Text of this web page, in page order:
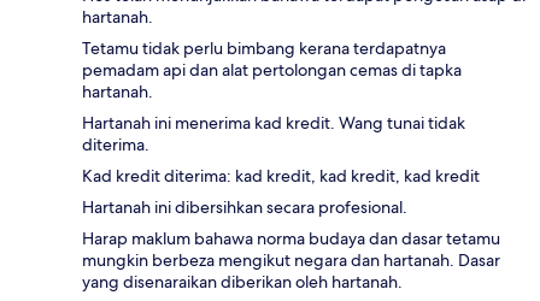
hartanah.
Tetamu tidak perlu bimbang kerana terdapatnya
pemadam api dan alat pertolongan cemas di tapka
hartanah.
Hartanah ini menerima kad kredit. Wang tunai tidak
diterima.
Kad kredit diterima: kad kredit, kad kredit, kad kredit
Hartanah ini dibersihkan secara profesional.
Harap maklum bahawa norma budaya dan dasar tetamu
mungkin berbeza mengikut negara dan hartanah. Dasar
yang disenaraikan diberikan oleh hartanah.